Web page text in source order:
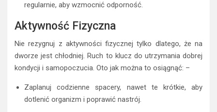
regularnie, aby wzmocnić odporność.
Aktywność Fizyczna
Nie rezygnuj z aktywności fizycznej tylko dlatego, że na
dworze jest chłodniej. Ruch to klucz do utrzymania dobrej
kondycji i samopoczucia. Oto jak można to osiągnąć: –
Zaplanuj codzienne spacery, nawet te krótkie, aby
dotlenić organizm i poprawić nastrój.